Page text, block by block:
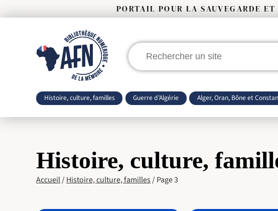
PORTAIL POUR LA SAUVEGARDE
Rechercher
:
Histoire, culture, familles Guerre d’Algérie Alger, Oran, Bône et
Histoire, culture,
Accueil/Histoire, culture, familles/Page 3